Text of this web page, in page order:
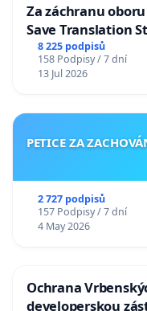
Za záchranu
Save Translation
Charles University
8 225 podpisů
158 Podpisy / 7 dní
13 Jul 2026
PETICE ZA
2 727 podpisů
157 Podpisy / 7 dní
4 May 2026
Ochrana
developerskou